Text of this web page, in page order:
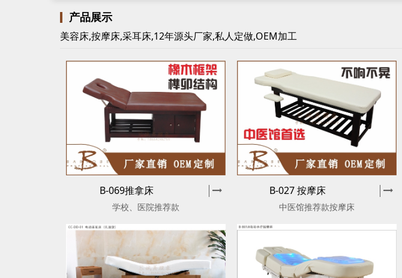
产品展示
美容床,按摩床,采耳床,12年源头厂家,私人定做,OEM加工
B-069推拿床
学校、医院推荐款
B-027 按摩床
中医馆推荐款按摩床